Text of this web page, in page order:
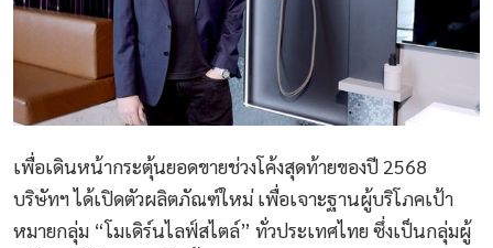
เพื่อเดินหน้ากระตุ้นยอดขายช่วงโค้งสุดท้ายของปี 2568
บริษัทฯ ได้เปิดตัวผลิตภัณฑ์ใหม่ เพื่อเจาะฐานผู้บริโภคเป้า
หมายกลุ่ม “โมเดิร์นไลฟ์สไตล์” ทั่วประเทศไทย ซึ่งเป็นกลุ่มผู้